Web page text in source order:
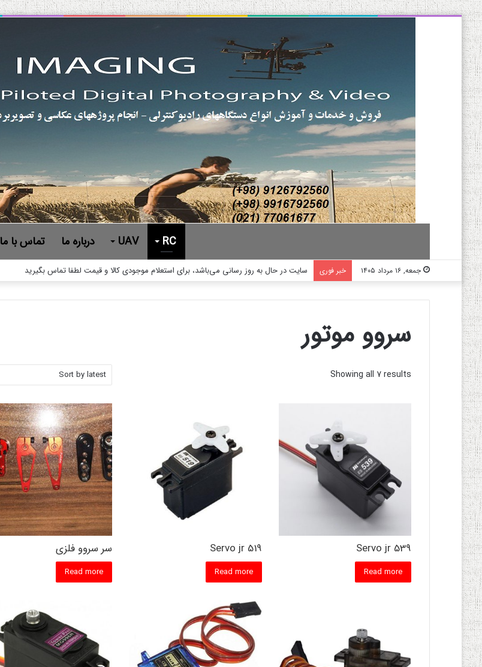
RC
UAV درباره ما تماس با ما
جمعه, ۱۶ مرداد ۱۴۰۵ خبر فوری سایت در حال به روز رسانی می‌باشد، برای استعلام موجودی کالا و قیمت لطفا تماس بگیرید
سروو موتور
Showing all 7 results
Servo jr 539
Read more
Servo jr 519
Read more
سر سروو فلزی
Read more